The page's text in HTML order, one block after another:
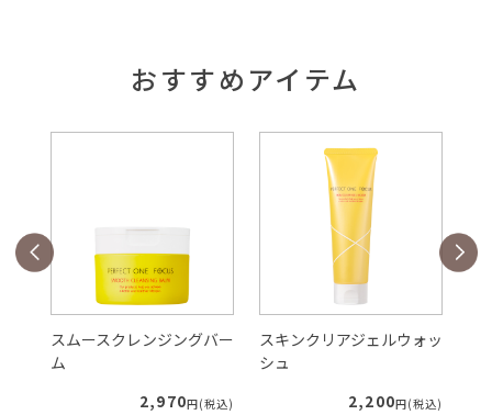
おすすめアイテム
スムースクレンジングバー
ム
2,970円(税込)
スキンクリアジェルウォッ
シュ
2,200円(税込)